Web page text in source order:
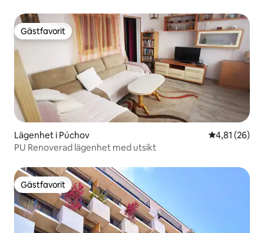
Gästfavorit
Gästfavorit
Lägenhet i Púchov 4,81 av 5 i
4,81 (26)
PU Renoverad lägenhet med utsikt
Gästfavorit
Gästfavorit